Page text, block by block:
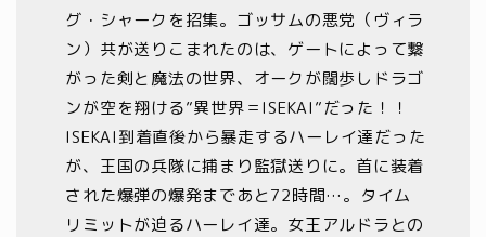
グ・シャークを招集。ゴッサムの悪党（ヴィラ
ン）共が送りこまれたのは、ゲートによって繋
がった剣と魔法の世界、オークが闊歩しドラゴ
ンが空を翔ける”異世界＝ISEKAI”だった！！
ISEKAI到着直後から暴走するハーレイ達だった
が、王国の兵隊に捕まり監獄送りに。首に装着
された爆弾の爆発まであと72時間…。タイム
リミットが迫るハーレイ達。女王アルドラとの